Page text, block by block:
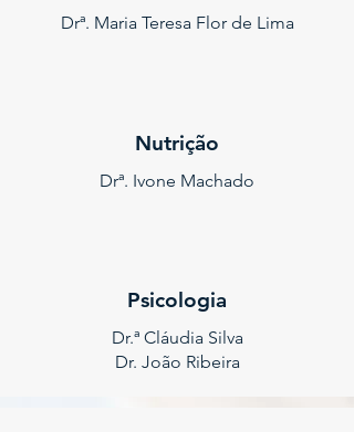
Drª. Maria Teresa Flor de Lima
Nutrição
Drª. Ivone Machado
Psicologia
Dr.ª Cláudia Silva
Dr. João Ribeira